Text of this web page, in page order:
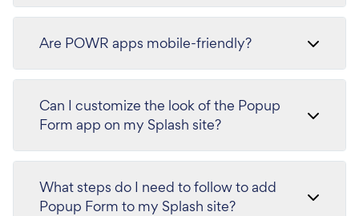
Are POWR apps mobile-friendly?
Can I customize the look of the Popup
Form app on my Splash site?
What steps do I need to follow to add
Popup Form to my Splash site?